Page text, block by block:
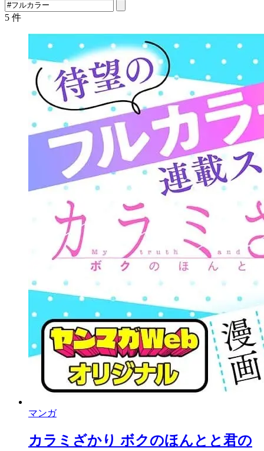
5 件
マンガ
カラミざかり ボクのほんとと君の